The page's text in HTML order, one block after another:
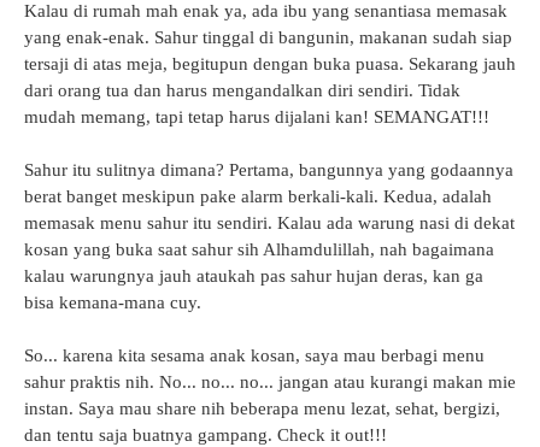
Kalau di rumah mah enak ya, ada ibu yang senantiasa memasak
yang enak-enak. Sahur tinggal di bangunin, makanan sudah siap
tersaji di atas meja, begitupun dengan buka puasa. Sekarang jauh
dari orang tua dan harus mengandalkan diri sendiri. Tidak
mudah memang, tapi tetap harus dijalani kan! SEMANGAT!!!
Sahur itu sulitnya dimana? Pertama, bangunnya yang godaannya
berat banget meskipun pake alarm berkali-kali. Kedua, adalah
memasak menu sahur itu sendiri. Kalau ada warung nasi di dekat
kosan yang buka saat sahur sih Alhamdulillah, nah bagaimana
kalau warungnya jauh ataukah pas sahur hujan deras, kan ga
bisa kemana-mana cuy.
So... karena kita sesama anak kosan, saya mau berbagi menu
sahur praktis nih. No... no... no... jangan atau kurangi makan mie
instan. Saya mau share nih beberapa menu lezat, sehat, bergizi,
dan tentu saja buatnya gampang. Check it out!!!